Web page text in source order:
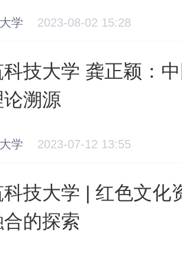
学 2023-08-02 15:28
技大学 龚正颖：
溯源
学 2023-07-12 13:55
技大学 | 红色文化
的探索